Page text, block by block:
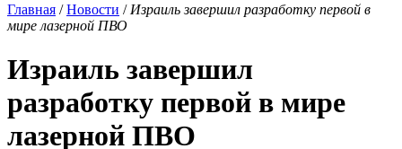
Главная /Новости / Израиль завершил разработку первой в
мире лазерной ПВО
Израиль завершил
разработку первой в мире
лазерной ПВО